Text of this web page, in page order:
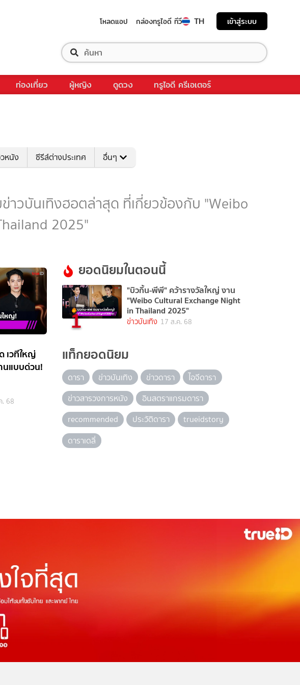
โหลดแอป กล่องทรูไอดี ทีวี TH เข้าสู่ระบบ
ท่องเที่ยว ผู้หญิง ดูดวง ทรูไอดี ครีเอเตอร์
หนัง ซีรีส์ต่างประเทศ อื่นๆ
าวบันเทิงฮอตล่าสุด ที่เกี่ยวข้องกับ "Weibo
2025"
เวทีใหญ่
นแบบด่วน!
. 68
ยอดนิยมในตอนนี้
1
"บิวกิ้น-พีพี" คว้ารางวัลใหญ่ งาน
"Weibo Cultural Exchange Night
in Thailand 2025"
ข่าวบันเทิง 17 ส.ค. 68
แท็กยอดนิยม
ดารา ข่าวบันเทิง ข่าวดารา
ไอจีดารา
ข่าวสารวงการหนัง
อินสตราแกรมดารา
recommended
ประวัติดารา
trueidstory
ดาราเดลี่